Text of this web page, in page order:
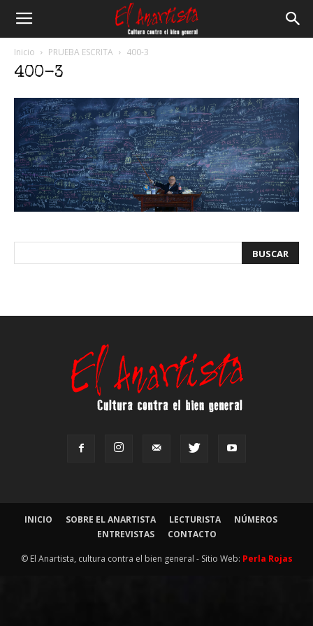
Inicio PRUEBA ESCRITA 400-3
400-3
INICIO SOBRE EL ANARTISTA LECTURISTA
NÚMEROS
ENTREVISTAS
CONTACTO
© El Anartista, cultura contra el bien general - Sitio Web: Perla Rojas